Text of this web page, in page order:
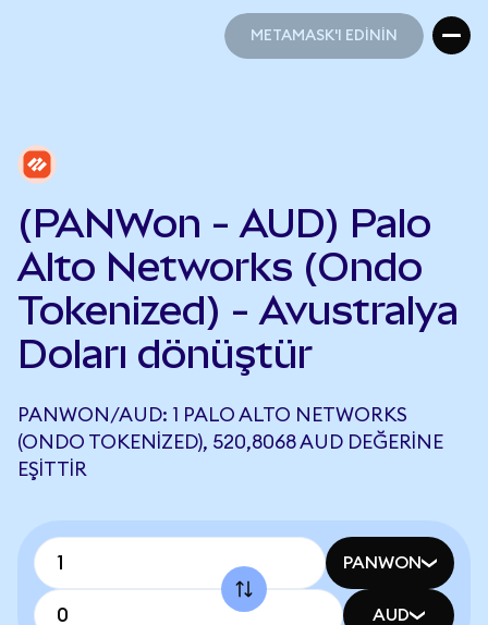
METAMASK'I EDİNİN
(PANWon - AUD) Palo
Alto Networks (Ondo
Tokenized) - Avustralya
Doları dönüştür
PANWON/AUD: 1 PALO ALTO NETWORKS
(ONDO TOKENIZED), 520,8068 AUD DEĞERINE
EŞITTIR
PANWON
AUD